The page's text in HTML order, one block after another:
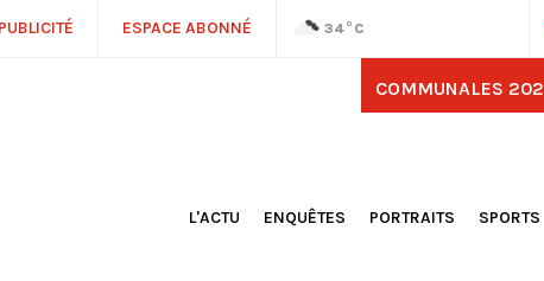
PUBLICITÉ ESPACE ABONNÉ 34°C
COMMUNALES
L'ACTU
ENQUÊTES PORTRAITS
SPORTS